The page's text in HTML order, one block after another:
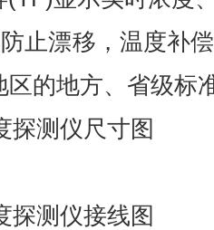
止漂移，温度补
区的地方、省级标
探测仪尺寸图
探测仪接线图